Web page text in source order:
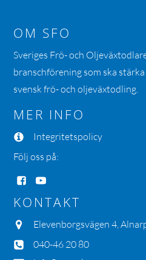
OM SFO
Sveriges Frö- och
branschförening som ska
svensk frö- och oljeväxtodling.
MER INFO
Integritetspolicy
Följ oss på:
KONTAKT
Elevenborgsvägen 4,
040-46 20 80